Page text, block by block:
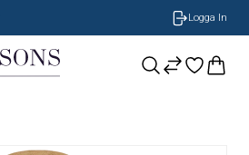
Logga In